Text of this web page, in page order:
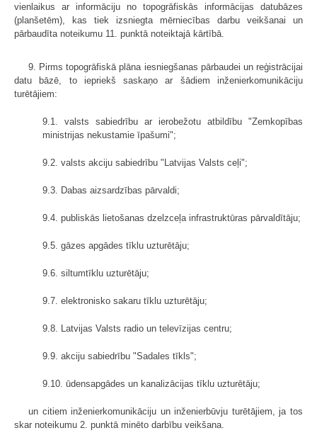
vienlaikus ar informāciju no topogrāfiskās informācijas datubāzes
(planšetēm), kas tiek izsniegta mērniecības darbu veikšanai un
pārbaudīta noteikumu 11. punktā noteiktajā kārtībā.
9. Pirms topogrāfiskā plāna iesniegšanas pārbaudei un reģistrācijai
datu bāzē, to iepriekš saskaņo ar šādiem inženierkomunikāciju
turētājiem:
9.1. valsts sabiedrību ar ierobežotu atbildību "Zemkopības
ministrijas nekustamie īpašumi";
9.2. valsts akciju sabiedrību "Latvijas Valsts ceļi";
9.3. Dabas aizsardzības pārvaldi;
9.4. publiskās lietošanas dzelzceļa infrastruktūras pārvaldītāju;
9.5. gāzes apgādes tīklu uzturētāju;
9.6. siltumtīklu uzturētāju;
9.7. elektronisko sakaru tīklu uzturētāju;
9.8. Latvijas Valsts radio un televīzijas centru;
9.9. akciju sabiedrību "Sadales tīkls";
9.10. ūdensapgādes un kanalizācijas tīklu uzturētāju;
un citiem inženierkomunikāciju un inženierbūvju turētājiem, ja tos
skar noteikumu 2. punktā minēto darbību veikšana.